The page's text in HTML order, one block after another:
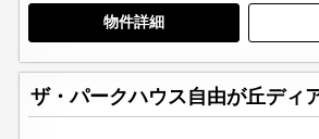
物件詳細
ザ・パークハウス自由が丘ディ